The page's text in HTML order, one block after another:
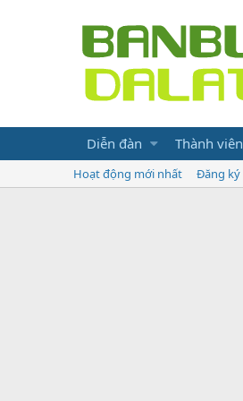
Diễn đàn Thành viên
Hoạt động mới nhất Đăng ký